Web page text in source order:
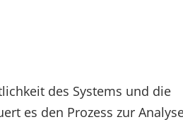
des Systems und die
es den Prozess zur